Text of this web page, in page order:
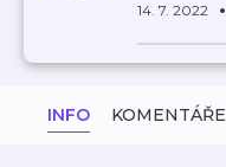
14. 7. 2022
INFO KOMENTÁŘE